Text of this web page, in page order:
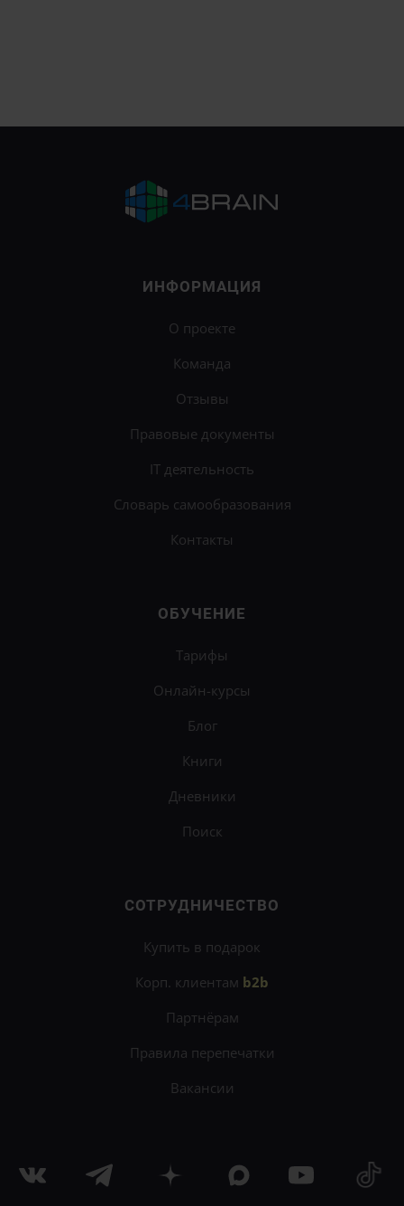
ИНФОРМАЦИЯ
О проекте
Команда
Отзывы
Правовые документы
IT деятельность
Словарь самообразования
Контакты
ОБУЧЕНИЕ
Тарифы
Онлайн-курсы
Блог
Книги
Дневники
Поиск
СОТРУДНИЧЕСТВО
Купить в подарок
Корп. клиентам b2b
Партнёрам
Правила перепечатки
Вакансии